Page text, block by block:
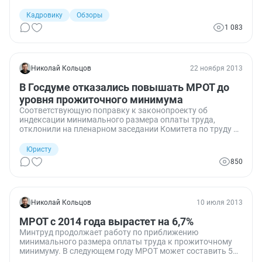
работодателя — религиозную организацию.
Кадровику
Обзоры
1 083
Николай Кольцов 22 ноября 2013
В Госдуме отказались повышать МРОТ до
уровня прожиточного минимума
Соответствующую поправку к законопроекту об
индексации минимального размера оплаты труда,
отклонили на пленарном заседании Комитета по труду и
повышении МРОТа на 350 рублей вероятно будет принят
сегодня во втором и третьем чтениях.
Юристу
850
Николай Кольцов 10 июля 2013
МРОТ с 2014 года вырастет на 6,7%
Минтруд продолжает работу по приближению
минимального размера оплаты труда к прожиточному
минимуму. В следующем году МРОТ может составить 5